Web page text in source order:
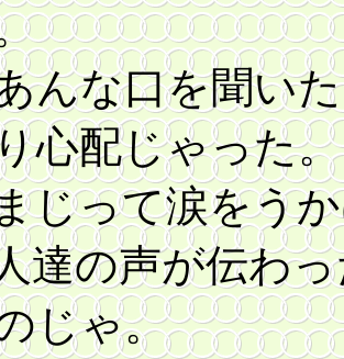
んな口を聞い
心配じゃった。
じって涙をう
の声が伝わっ
じゃ。